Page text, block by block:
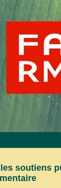
soutiens